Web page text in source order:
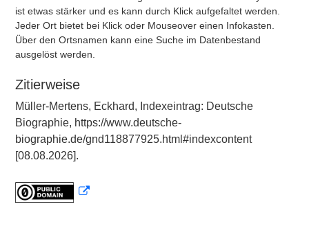
ist etwas stärker und es kann durch Klick aufgefaltet werden.
Jeder Ort bietet bei Klick oder Mouseover einen Infokasten.
Über den Ortsnamen kann eine Suche im Datenbestand
ausgelöst werden.
Zitierweise
Müller-Mertens, Eckhard, Indexeintrag: Deutsche
Biographie, https://www.deutsche-
biographie.de/gnd118877925.html#indexcontent
[08.08.2026].